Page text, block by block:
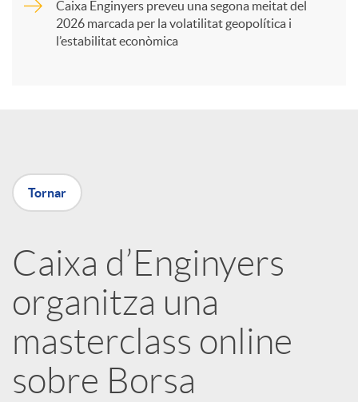
X
r
x
e
Caixa Enginyers preveu una segona meitat del
2026 marcada per la volatilitat geopolítica i
l’estabilitat econòmica
Tornar
Caixa d’Enginyers
organitza una
masterclass online
sobre Borsa